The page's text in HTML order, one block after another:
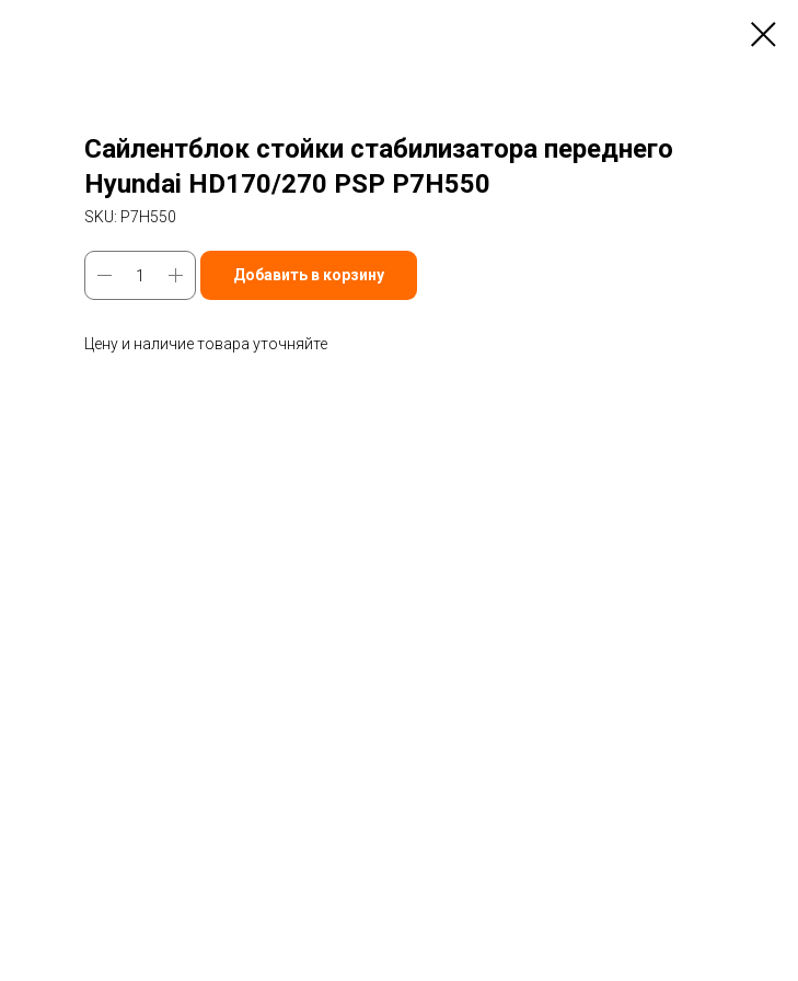
Сайлентблок стойки стабилизатора переднего
Hyundai HD170/270 PSP P7H550
SKU: P7H550
Добавить в корзину
Цену и наличие товара уточняйте